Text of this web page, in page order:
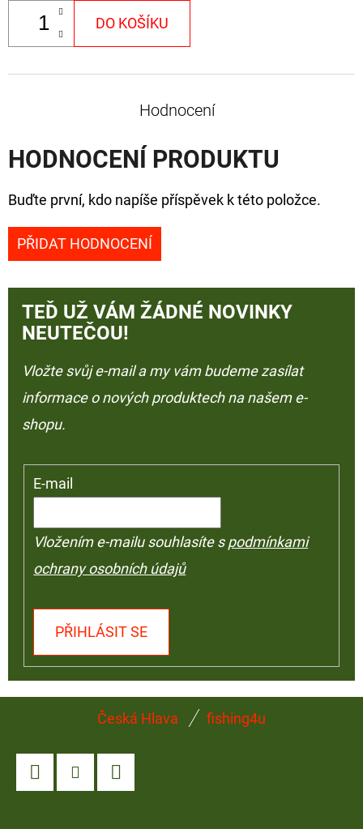
DO KOŠÍKU
Hodnocení
HODNOCENÍ PRODUKTU
Buďte první, kdo napíše příspěvek k této položce.
PŘIDAT HODNOCENÍ
TEĎ UŽ VÁM ŽÁDNÉ NOVINKY
NEUTEČOU!
Vložte svůj e-mail a my vám budeme zasílat
informace o nových produktech na našem e-
shopu.
E-mail
Vložením e-mailu souhlasíte spodmínkami
ochrany osobních údajů
PŘIHLÁSIT SE
Česká Hlava fishing4u